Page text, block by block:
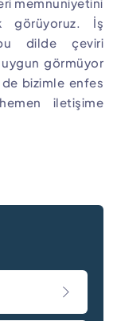
görüyoruz. İş
bu dilde çeviri
uygun görmüyor
bizimle enfes
iletişime